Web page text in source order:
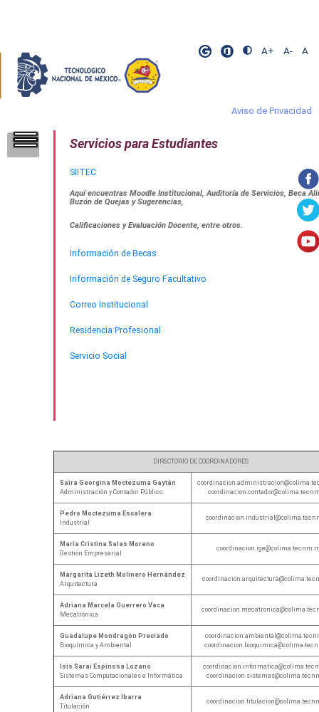
A+ A- A
Aviso de Privacidad
​​​ Servicios para Estudiantes
SIITEC
Aquí encuentras Moodle Institucional, Auditoría de Servicios, Beca
Buzón de Quejas y Sugerencias,
Calificaciones y Evaluación Docente, entre otros.
Información de Becas
Información de Seguro Facultativo
Correo Institucional
Residencia Profesional
Servicio Social
DIRECTORIO DE COORDINADORES
Saira Georgina Moctezuma Gaytán
Administración y Contador Público
Pedro Moctezuma Escalera
Industrial
María Cristina Salas Moreno
Gestión Empresarial
Margarita Lizeth Molinero Hernández
Arquitectura
Adriana Marcela Guerrero Vaca
Mecatrónica
Guadalupe Mondragón Preciado
Bioquímica y Ambiental
Isis Saraí Espinosa Lozano
Sistemas Computacionales e Informática
Adriana Gutiérrez Ibarra
Titulación